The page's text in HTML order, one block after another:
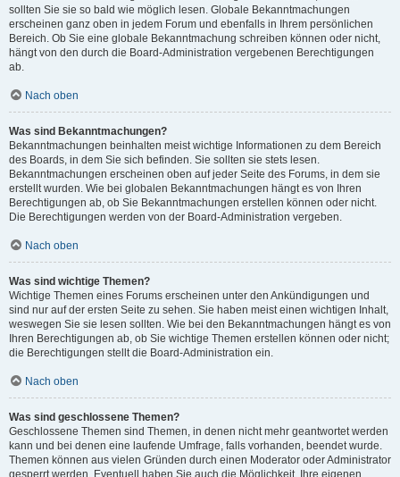
sollten Sie sie so bald wie möglich lesen. Globale Bekanntmachungen
erscheinen ganz oben in jedem Forum und ebenfalls in Ihrem persönlichen
Bereich. Ob Sie eine globale Bekanntmachung schreiben können oder nicht,
hängt von den durch die Board-Administration vergebenen Berechtigungen
ab.
Nach oben
Was sind Bekanntmachungen?
Bekanntmachungen beinhalten meist wichtige Informationen zu dem Bereich
des Boards, in dem Sie sich befinden. Sie sollten sie stets lesen.
Bekanntmachungen erscheinen oben auf jeder Seite des Forums, in dem sie
erstellt wurden. Wie bei globalen Bekanntmachungen hängt es von Ihren
Berechtigungen ab, ob Sie Bekanntmachungen erstellen können oder nicht.
Die Berechtigungen werden von der Board-Administration vergeben.
Nach oben
Was sind wichtige Themen?
Wichtige Themen eines Forums erscheinen unter den Ankündigungen und
sind nur auf der ersten Seite zu sehen. Sie haben meist einen wichtigen Inhalt,
weswegen Sie sie lesen sollten. Wie bei den Bekanntmachungen hängt es von
Ihren Berechtigungen ab, ob Sie wichtige Themen erstellen können oder nicht;
die Berechtigungen stellt die Board-Administration ein.
Nach oben
Was sind geschlossene Themen?
Geschlossene Themen sind Themen, in denen nicht mehr geantwortet werden
kann und bei denen eine laufende Umfrage, falls vorhanden, beendet wurde.
Themen können aus vielen Gründen durch einen Moderator oder Administrator
gesperrt werden. Eventuell haben Sie auch die Möglichkeit, Ihre eigenen